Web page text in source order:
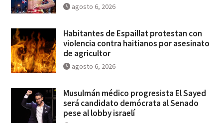
agosto 6, 2026
Habitantes de Espaillat protestan con
violencia contra haitianos por asesinato
de agricultor
agosto 6, 2026
Musulmán médico progresista El Sayed
será candidato demócrata al Senado
pese al lobby israelí